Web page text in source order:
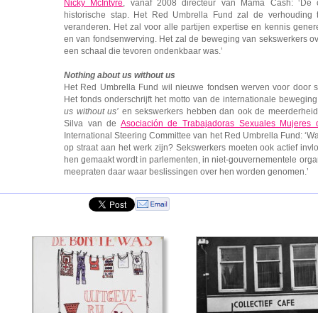
Nicky McIntyre
, vanaf 2008 directeur van Mama Cash:
historische stap. Het Red Umbrella Fund zal de verhouding
veranderen. Het zal voor alle partijen expertise en kennis
en van fondsenwerving. Het zal de beweging van sekswerkers
een schaal die tevoren ondenkbaar was.’
Nothing about us without us
Het Red Umbrella Fund wil nieuwe fondsen werven voor door
Het fonds onderschrijft het motto van de internationale beweging
us without us’ en sekswerkers hebben dan ook de
Silva van de Asociación de Trabajadoras Sexuales Mujeres
International Steering Committee van het Red Umbrella Fund:
op straat aan het werk zijn? Sekswerkers moeten ook actief
hen gemaakt wordt in parlementen, in niet-gouvernementele
meepraten daar waar beslissingen over hen worden genomen.’